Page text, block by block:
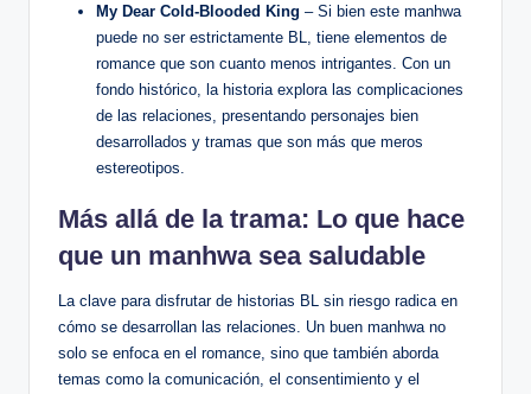
My Dear⁣ Cold-Blooded King – ⁣Si bien este manhwa
puede no ser estrictamente BL, tiene elementos de
‌romance‍ que son cuanto menos‍ intrigantes. Con un
fondo histórico, la historia explora las complicaciones
de ⁢las⁢ relaciones, presentando personajes bien
desarrollados y tramas que son más que meros⁢
estereotipos.
Más allá de​ la trama: Lo que hace
que un manhwa sea saludable
La clave para⁣ disfrutar de historias BL sin riesgo radica en
cómo se desarrollan las relaciones. Un buen manhwa no
solo⁤ se enfoca en el romance, ⁤sino que también ​aborda
temas como la comunicación, el consentimiento y el